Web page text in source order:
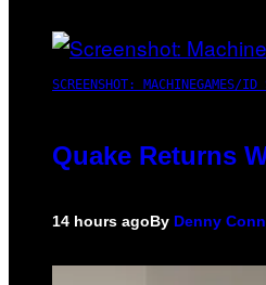
SCREENSHOT: MACHINEGAMES/ID
Quake Returns
14 hours agoBy Denny